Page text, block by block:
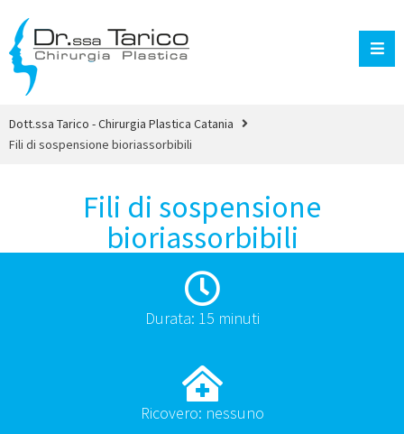
Dott.ssa Tarico - Chirurgia Plastica Catania
Fili di sospensione bioriassorbibili
Fili di sospensione
bioriassorbibili
Durata: 15 minuti
Ricovero: nessuno